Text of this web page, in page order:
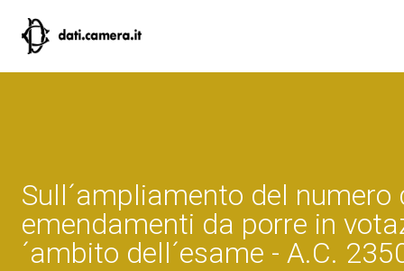
Sull´ampliamento del numero
emendamenti da porre in
´ambito dell´esame - A.C.